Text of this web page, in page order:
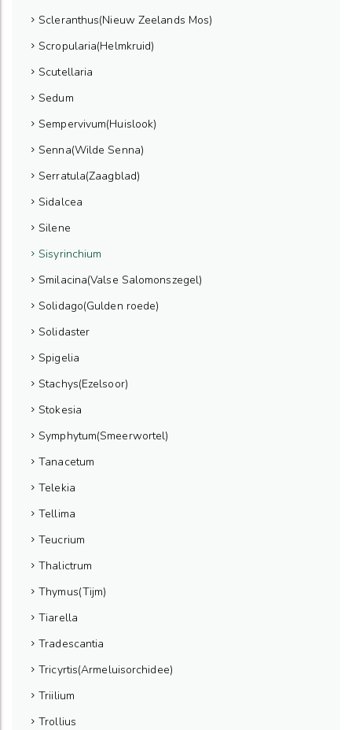
Scleranthus(Nieuw Zeelands Mos)
Scropularia(Helmkruid)
Scutellaria
Sedum
Sempervivum(Huislook)
Senna(Wilde Senna)
Serratula(Zaagblad)
Sidalcea
Silene
Sisyrinchium
Smilacina(Valse Salomonszegel)
Solidago(Gulden roede)
Solidaster
Spigelia
Stachys(Ezelsoor)
Stokesia
Symphytum(Smeerwortel)
Tanacetum
Telekia
Tellima
Teucrium
Thalictrum
Thymus(Tijm)
Tiarella
Tradescantia
Tricyrtis(Armeluisorchidee)
Triilium
Trollius